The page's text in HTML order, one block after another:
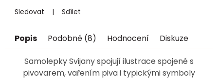
Sledovat Sdílet
Popis Podobné (8) Hodnocení Diskuze
Samolepky Svijany spojují ilustrace spojené s
pivovarem, vařením piva i typickými symboly